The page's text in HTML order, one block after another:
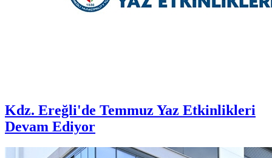
Kdz. Ereğli'de Temmuz Yaz Etkinlikleri
Devam Ediyor